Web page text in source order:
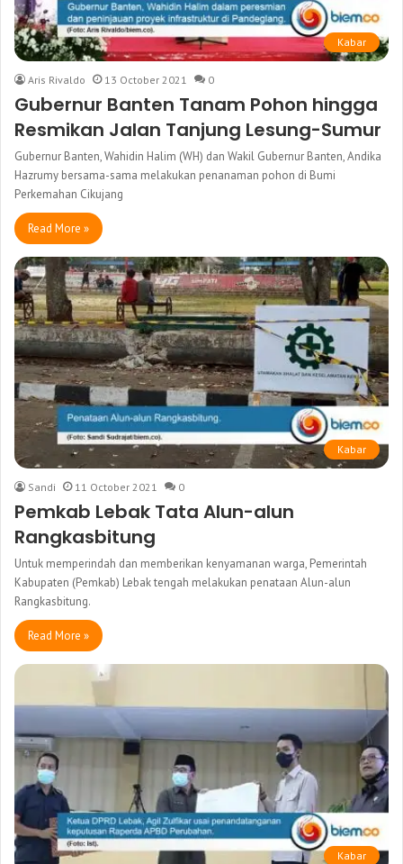
Kabar
Aris Rivaldo 13 October 2021 0
Gubernur Banten Tanam Pohon hingga
Resmikan Jalan Tanjung Lesung-Sumur
Gubernur Banten, Wahidin Halim (WH) dan Wakil Gubernur Banten, Andika
Hazrumy bersama-sama melakukan penanaman pohon di Bumi
Perkemahan Cikujang
Read More »
Kabar
Sandi 11 October 2021 0
Pemkab Lebak Tata Alun-alun
Rangkasbitung
Untuk memperindah dan memberikan kenyamanan warga, Pemerintah
Kabupaten (Pemkab) Lebak tengah melakukan penataan Alun-alun
Rangkasbitung.
Read More »
Kabar